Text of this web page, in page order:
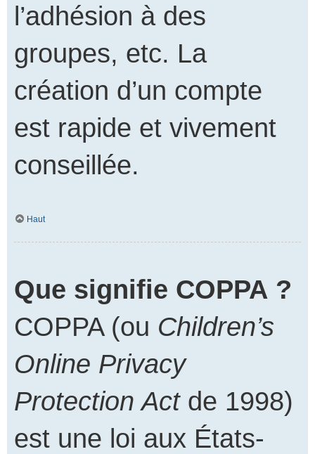
l’adhésion à des
groupes, etc. La
création d’un compte
est rapide et vivement
conseillée.
Haut
Que signifie COPPA ?
COPPA (ou Children’s
Online Privacy
Protection Actde 1998)
est une loi aux États-